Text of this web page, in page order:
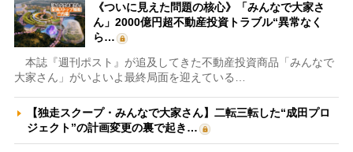
《ついに見えた問題の核心》「みんなで大家さ
ん」2000億円超不動産投資トラブル“異常なく
ら…
本誌『週刊ポスト』が追及してきた不動産投資商品「みんなで
大家さん」がいよいよ最終局面を迎えている…
【独走スクープ・みんなで大家さん】二転三転した“成田プロ
ジェクト”の計画変更の裏で起き…